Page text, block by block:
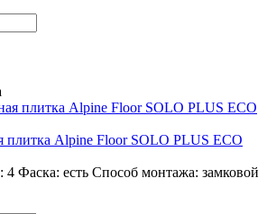
плитка Alpine Floor SOLO PLUS ЕСО
4 Фаска: есть Способ монтажа: замковой